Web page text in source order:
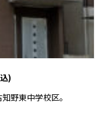
)
野東中学校区。